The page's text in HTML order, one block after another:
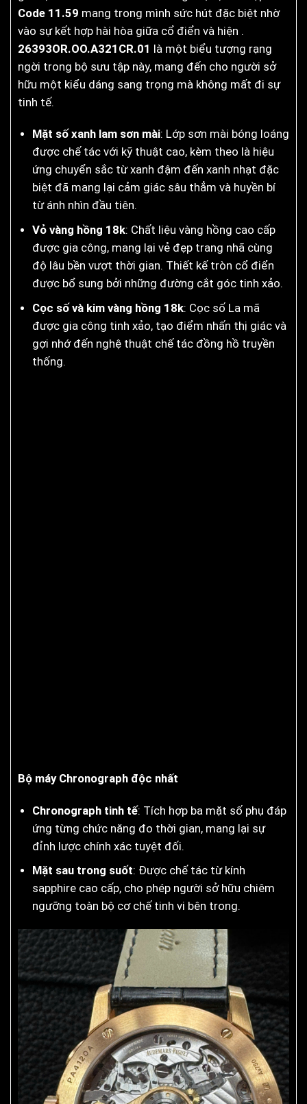
Code 11.59 mang trong mình sức hút đặc biệt nhờ
vào sự kết hợp hài hòa giữa cổ điển và hiện .
26393OR.OO.A321CR.01 là một biểu tượng rạng
ngời trong bộ sưu tập này, mang đến cho người sở
hữu một kiểu dáng sang trọng mà không mất đi sự
tinh tế.
Mặt số xanh lam sơn mài: Lớp sơn mài bóng loáng
được chế tác với kỹ thuật cao, kèm theo là hiệu
ứng chuyển sắc từ xanh đậm đến xanh nhạt đặc
biệt đã mang lại cảm giác sâu thẳm và huyền bí
từ ánh nhìn đầu tiên.
Vỏ vàng hồng 18k: Chất liệu vàng hồng cao cấp
được gia công, mang lại vẻ đẹp trang nhã cùng
độ lâu bền vượt thời gian. Thiết kế tròn cổ điển
được bổ sung bởi những đường cắt góc tinh xảo.
Cọc số và kim vàng hồng 18k: Cọc số La mã
được gia công tinh xảo, tạo điểm nhấn thị giác và
gợi nhớ đến nghệ thuật chế tác đồng hồ truyền
thống.
Bộ máy Chronograph độc nhất
Chronograph tinh tế: Tích hợp ba mặt số phụ đáp
ứng từng chức năng đo thời gian, mang lại sự
đỉnh lược chính xác tuyệt đối.
Mặt sau trong suốt: Được chế tác từ kính
sapphire cao cấp, cho phép người sở hữu chiêm
ngưỡng toàn bộ cơ chế tinh vi bên trong.